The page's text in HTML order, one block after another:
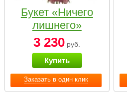
Заказать в один клик
Букет «Ничего
лишнего»
3 230 руб.
Купить